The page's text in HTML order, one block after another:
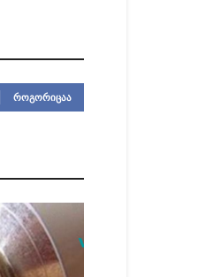
ᲠᲝᲒᲝᲠᲘᲪᲐᲐ